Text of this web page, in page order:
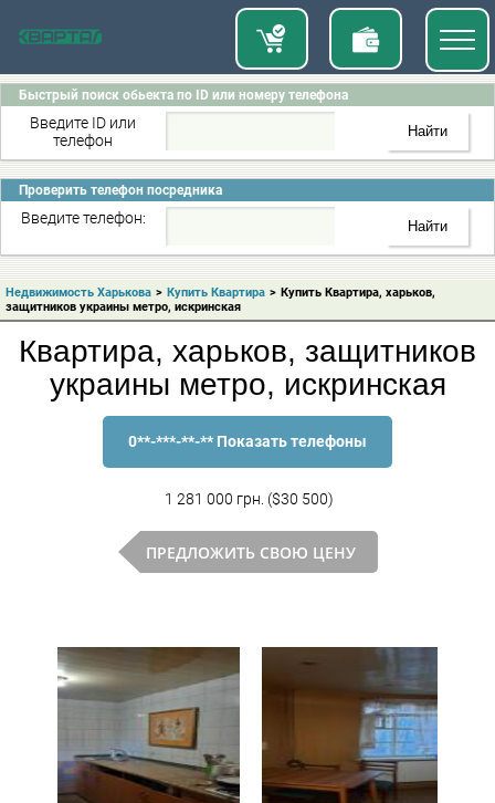
Быстрый поиск обьекта по ID или номеру телефона
Введите ID или
телефон
Проверить телефон посредника
Введите телефон:
Недвижимость Харькова > Купить Квартира > Купить Квартира, харьков,
защитников украины метро, искринская
Квартира, харьков, защитников
украины метро, искринская
0**-***-**-** Показать телефоны
1 281 000 грн. ($30 500)
ПРЕДЛОЖИТЬ СВОЮ ЦЕНУ